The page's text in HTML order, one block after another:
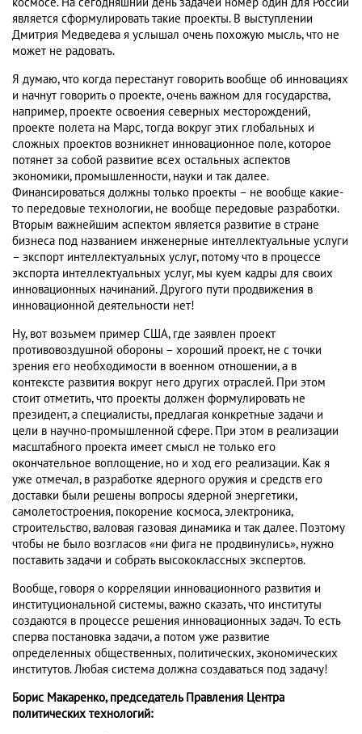
является сформулировать такие проекты. В выступлении
Дмитрия Медведева я услышал очень похожую мысль, что не
может не радовать.
Я думаю, что когда перестанут говорить вообще об инновациях
и начнут говорить о проекте, очень важном для государства,
например, проекте освоения северных месторождений,
проекте полета на Марс, тогда вокруг этих глобальных и
сложных проектов возникнет инновационное поле, которое
потянет за собой развитие всех остальных аспектов
экономики, промышленности, науки и так далее.
Финансироваться должны только проекты – не вообще какие-
то передовые технологии, не вообще передовые разработки.
Вторым важнейшим аспектом является развитие в стране
бизнеса под названием инженерные интеллектуальные услуги
– экспорт интеллектуальных услуг, потому что в процессе
экспорта интеллектуальных услуг, мы куем кадры для своих
инновационных начинаний. Другого пути продвижения в
инновационной деятельности нет!
Ну, вот возьмем пример США, где заявлен проект
противовоздушной обороны – хороший проект, не с точки
зрения его необходимости в военном отношении, а в
контексте развития вокруг него других отраслей. При этом
стоит отметить, что проекты должен формулировать не
президент, а специалисты, предлагая конкретные задачи и
цели в научно-промышленной сфере. При этом в реализации
масштабного проекта имеет смысл не только его
окончательное воплощение, но и ход его реализации. Как я
уже отмечал, в разработке ядерного оружия и средств его
доставки были решены вопросы ядерной энергетики,
самолетостроения, покорение космоса, электроника,
строительство, валовая газовая динамика и так далее. Поэтому
чтобы не было возгласов «ни фига не продвинулись», нужно
поставить задачи и собрать высококлассных экспертов.
Вообще, говоря о корреляции инновационного развития и
институциональной системы, важно сказать, что институты
создаются в процессе решения инновационных задач. То есть
сперва постановка задачи, а потом уже развитие
определенных общественных, политических, экономических
институтов. Любая система должна создаваться под задачу!
Борис Макаренко, председатель Правления Центра
политических технологий: